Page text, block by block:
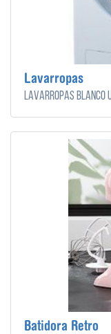
Lavarropas
Lavarropas blanco
Batidora Retro